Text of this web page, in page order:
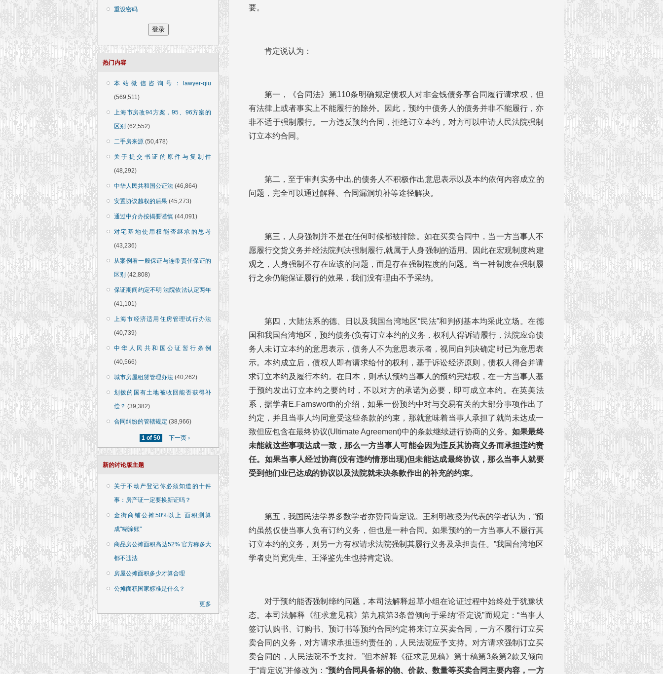
重设密码
热门内容
本站微信咨询号：lawyer-qiu
(569,511)
上海市房改94方案，95、96方案的
区别 (62,552)
二手房来源 (50,478)
关于提交书证的原件与复制件
(48,292)
中华人民共和国公证法 (46,864)
安置协议越权的后果 (45,273)
通过中介办按揭要谨慎 (44,091)
对宅基地使用权能否继承的思考
(43,236)
从案例看一般保证与连带责任保证的
区别 (42,808)
保证期间约定不明 法院依法认定两年
(41,101)
上海市经济适用住房管理试行办法
(40,739)
中华人民共和国公证暂行条例
(40,566)
城市房屋租赁管理办法 (40,262)
划拨的国有土地被收回能否获得补
偿？ (39,382)
合同纠纷的管辖规定 (38,966)
1 of 50 下一页 ›
新的讨论版主题
关于不动产登记你必须知道的十件
事：房产证一定要换新证吗？
金街商铺公摊50%以上 面积测算
成"糊涂账"
商品房公摊面积高达52% 官方称多大
都不违法
房屋公摊面积多少才算合理
公摊面积国家标准是什么？
更多
要。
肯定说认为：
第一，《合同法》第110条明确规定债权人对非金钱债务享合同履行请求权，但
有法律上或者事实上不能履行的除外。因此，预约中债务人的债务并非不能履行，亦
非不适于强制履行。一方违反预约合同，拒绝订立本约，对方可以申请人民法院强制
订立本约合同。
第二，至于审判实务中出,的债务人不积极作出意思表示以及本约依何内容成立的
问题，完全可以通过解释、合同漏洞填补等途径解决。
第三，人身强制并不是在任何时候都被排除。如在买卖合同中，当一方当事人不
愿履行交货义务并经法院判决强制履行,就属于人身强制的适用。因此在宏观制度构建
观之，人身强制不存在应该的问题，而是存在强制程度的问题。当一种制度在强制履
行之余仍能保证履行的效果，我们没有理由不予采纳。
第四，大陆法系的德、日以及我国台湾地区“民法”和判例基本均采此立场。在德
国和我国台湾地区，预约债务(负有订立本约的义务，权利人得诉请履行，法院应命债
务人未订立本约的意思表示，债务人不为意思表示者，视同自判决确定时已为意思表
示。本约成立后，债权人即有请求给付的权利，基于诉讼经济原则，债权人得合并请
求订立本约及履行本约。在日本，则承认预约当事人的预约完结权，在一方当事人基
于预约发出订立本约之要约时，不以对方的承诺为必要，即可成立本约。在英美法
系，据学者E.Farnsworth的介绍，如果一份预约中对与交易有关的大部分事项作出了
约定，并且当事人均同意受这些条款的约束，那就意味着当事人承担了就尚未达成一
致但应包含在最终协议(Ultimate Agreement)中的条款继续进行协商的义务。如果最终
未能就这些事项达成一致，那么一方当事人可能会因为违反其协商义务而承担违约责
任。如果当事人经过协商(没有违约情形出现)但未能达成最终协议，那么当亊人就要
受到他们业已达成的协议以及法院就未决条款作出的补充的约束。
第五，我国民法学界多数学者亦赞同肯定说。王利明教授为代表的学者认为，“预
约虽然仅使当事人负有订约义务，但也是一种合同。如果预约的一方当事人不履行其
订立本约的义务，则另一方有权请求法院强制其履行义务及承担责任。”我国台湾地区
学者史尚宽先生、王泽鉴先生也持肯定说。
对于预约能否强制缔约问题，本司法解释起草小组在论证过程中始终处于犹豫状
态。本司法解释《征求意见稿》第九稿第3条曾倾向于采纳“否定说”而规定：“当事人
签订认购书、订购书、预订书等预约合同约定将来订立买卖合同，一方不履行订立买
卖合同的义务，对方请求承担违约责任的，人民法院应予支持。对方请求强制订立买
卖合同的，人民法院不予支持。”但本解释《征求意见稿》第十稿第3条第2款又倾向
于“肯定说”并修改为：“预约合同具备标的物、价款、数量等买卖合同主要内容，一方